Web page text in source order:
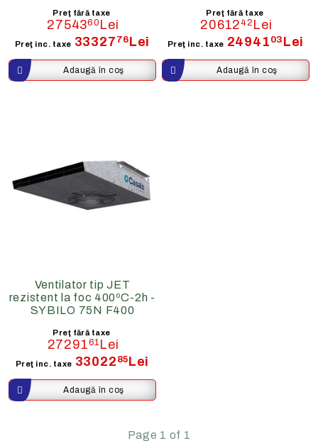
Preţ fără taxe
2754360 Lei
Preţ inc. taxe 33327 76 Lei
Preţ fără taxe
2061242 Lei
Preţ inc. taxe 24941 03 Lei
Ventilator tip JET
rezistent la foc 400ºC-2h -
SYBILO 75N F400
Preţ fără taxe
2729161Lei
Preţ inc. taxe 33022 85 Lei
Page 1 of 1